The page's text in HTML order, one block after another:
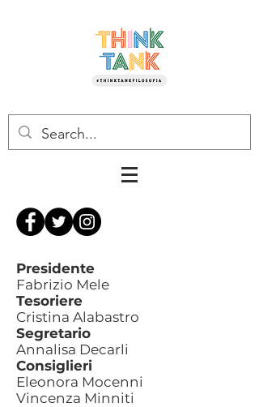
Presidente
Fabrizio Mele
Tesoriere
Cristina Alabastro
Segretario
Annalisa Decarli
Consiglieri
Eleonora Mocenni
Vincenza Minniti